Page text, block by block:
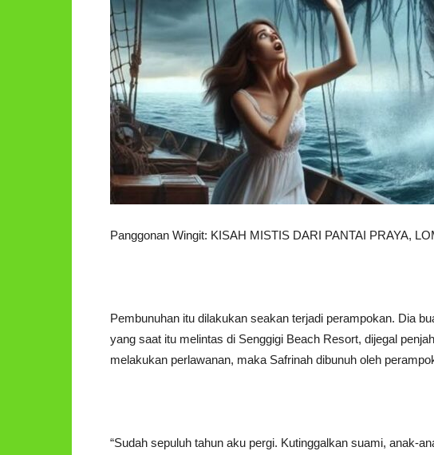
Panggonan Wingit: KISAH MISTIS DARI PANTAI PRAYA,
Pembunuhan itu dilakukan seakan terjadi perampokan. Dia
yang saat itu melintas di Senggigi Beach Resort, dijegal
melakukan perlawanan, maka Safrinah dibunuh oleh
“Sudah sepuluh tahun aku pergi. Kutinggalkan suami, anak-